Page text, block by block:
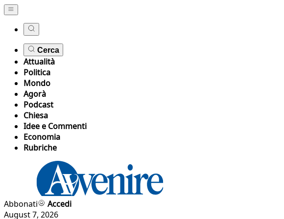
Cerca
Attualità
Politica
Mondo
Agorà
Podcast
Chiesa
Idee e Commenti
Economia
Rubriche
Abbonati
Accedi
August 7, 2026